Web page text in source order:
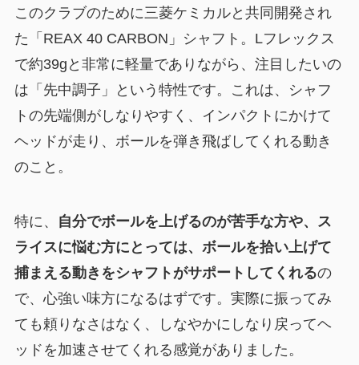
このクラブのために三菱ケミカルと共同開発され
た「REAX 40 CARBON」シャフト。Lフレックス
で約39gと非常に軽量でありながら、注目したいの
は「先中調子」という特性です。これは、シャフ
トの先端側がしなりやすく、インパクトにかけて
ヘッドが走り、ボールを弾き飛ばしてくれる動き
のこと。
特に、
自分でボールを上げるのが苦手な方や、ス
ライスに悩む方にとっては、ボールを拾い上げて
捕まえる動きをシャフトがサポートしてくれるの
で、心強い味方になるはずです。実際に振ってみ
ても頼りなさはなく、しなやかにしなり戻ってヘ
ッドを加速させてくれる感覚がありました。